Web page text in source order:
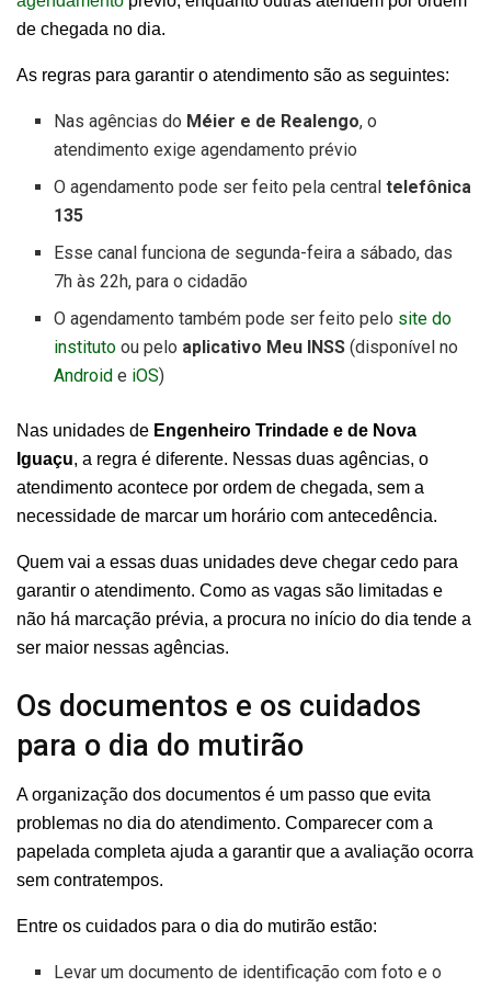
de chegada no dia.
As regras para garantir o atendimento são as seguintes:
Nas agências do Méier e de Realengo, o
atendimento exige agendamento prévio
O agendamento pode ser feito pela centraltelefônica
135
Esse canal funciona de segunda-feira a sábado, das
7h às 22h, para o cidadão
O agendamento também pode ser feito pelo site do
instituto ou pelo aplicativo Meu INSS (disponível no
Android e iOS)
Nas unidades de Engenheiro Trindade e de Nova
Iguaçu, a regra é diferente. Nessas duas agências, o
atendimento acontece por ordem de chegada, sem a
necessidade de marcar um horário com antecedência.
Quem vai a essas duas unidades deve chegar cedo para
garantir o atendimento. Como as vagas são limitadas e
não há marcação prévia, a procura no início do dia tende a
ser maior nessas agências.
Os documentos e os cuidados
para o dia do mutirão
A organização dos documentos é um passo que evita
problemas no dia do atendimento. Comparecer com a
papelada completa ajuda a garantir que a avaliação ocorra
sem contratempos.
Entre os cuidados para o dia do mutirão estão:
Levar um documento de identificação com foto e o